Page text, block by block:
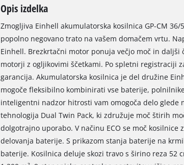
Opis izdelka
Zmogljiva Einhell akumulatorska kosilnica GP-CM 36/
popolno negovano trato na vašem domačem vrtu.
Einhell. Brezkrtačni motor ponuja večjo moč in daljši
motorji z ogljikovimi ščetkami. Po spletni registraciji
garancija. Akumulatorska kosilnica je del družine
mogoče fleksibilno kombinirati vse baterije,
inteligentni nadzor hitrosti vam omogoča delo glede
tehnologija Dual Twin Pack, ki združuje moč štirih
dolgotrajno uporabo. V načinu ECO se moč kosilnice
delovanja baterije. S prikazom stanja baterije na
baterije. Kosilnica deluje skozi travo s širino reza 52